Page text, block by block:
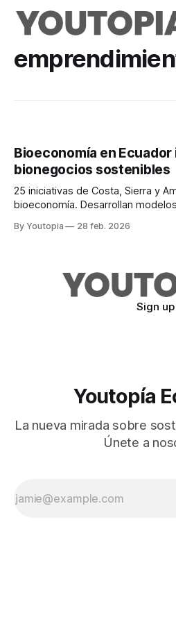
Bioeconomía en Ecuador
bionegocios sostenibles
25 iniciativas de Costa, Sierra y
bioeconomía. Desarrollan
sostenible.
By Youtopia 28 feb. 2026
Sign up
Youtopía
La nueva mirada sobre
Únete a